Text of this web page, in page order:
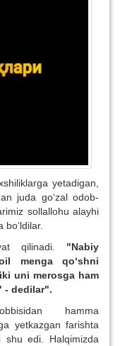
yetadigan,
juda go‘zal odob-
sollallohu alayhi
qilinadi. "Nabiy
menga qo‘shni
uni merosga ham
- dedilar".
hamma
yetkazgan farishta
shu edi. Halqimizda